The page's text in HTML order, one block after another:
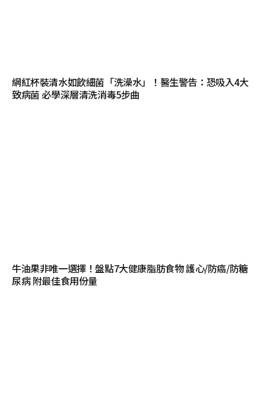
網紅杯裝清水如飲細菌「洗澡水」！醫生警告：恐吸入4大
致病菌 必學深層清洗消毒5步曲
牛油果非唯一選擇！盤點7大健康脂肪食物 護心/防癌/防糖
尿病 附最佳食用份量